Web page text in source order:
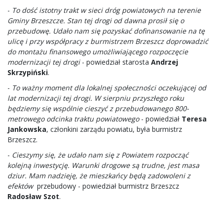
- To dość istotny trakt w sieci dróg powiatowych na terenie
Gminy Brzeszcze. Stan tej drogi od dawna prosił się o
przebudowę. Udało nam się pozyskać dofinansowanie na tę
ulicę i przy współpracy z burmistrzem Brzeszcz doprowadzić
do montażu finansowego umożliwiającego rozpoczęcie
modernizacji tej drogi- powiedział starosta Andrzej
Skrzypiński.
- To ważny moment dla lokalnej społeczności oczekującej od
lat modernizacji tej drogi. W sierpniu przyszłego roku
będziemy się wspólnie cieszyć z przebudowanego 800-
metrowego odcinka traktu powiatowego- powiedział Teresa
Jankowska, członkini zarządu powiatu, była burmistrz
Brzeszcz.
- Cieszymy się, że udało nam się z Powiatem rozpocząć
kolejną inwestycję. Warunki drogowe są trudne, jest masa
dziur. Mam nadzieję, że mieszkańcy będą zadowoleni z
efektówprzebudowy - powiedział burmistrz Brzeszcz
Radosław Szot.